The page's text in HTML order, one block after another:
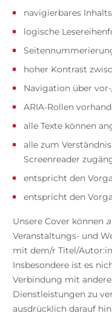
navigierbares
logische
hoher Kontrast
Navigation über
ARIA-Rollen
alle Texte können
alle zum
Screenreader
entspricht den
entspricht den
Unsere Cover können
Veranstaltungs- und
mit dem/r Titel/
Insbesondere ist es
Verbindung mit
Dienstleistungen zu
ausdrücklich darauf